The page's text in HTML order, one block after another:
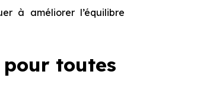
à améliorer l’équilibre
pour toutes